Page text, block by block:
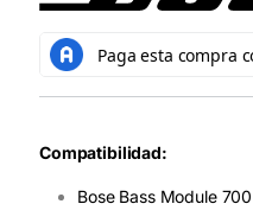
Compatibilidad:
Bose Bass Module